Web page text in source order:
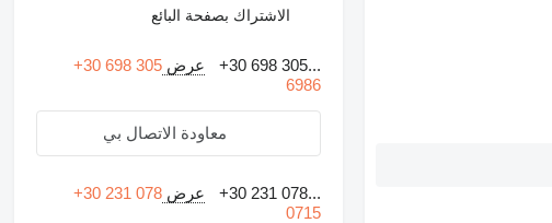
الاشتراك بصفحة البائع
+30 698 305... عرض+30 698 305
6986
معاودة الاتصال بي
+30 231 078... عرض+30 231 078
0715